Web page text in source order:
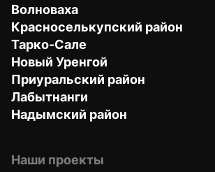
Волноваха
Красноселькупский район
Тарко-Сале
Новый Уренгой
Приуральский район
Лабытнанги
Надымский район
Наши проекты